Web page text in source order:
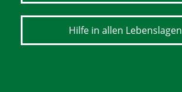
Hilfe in allen Lebenslagen